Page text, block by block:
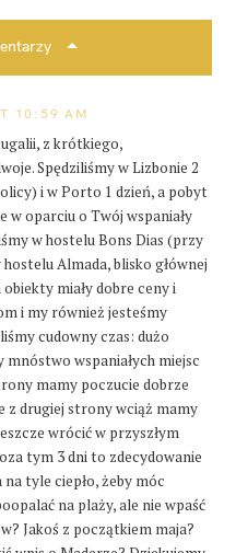
10:59 AM
z krótkiego,
Spędziliśmy w Lizbonie 2
i w Porto 1 dzień, a pobyt
w oparciu o Twój wspaniały
w hostelu Bons Dias (przy
Almada, blisko głównej
miały dobre ceny i
i my również jesteśmy
cudowny czas: dużo
wspaniałych miejsc
mamy poczucie dobrze
z drugiej strony wciąż mamy
wrócić w przyszłym
tym 3 dni to zdecydowanie
na tyle ciepło, żeby móc
na plaży, ale nie wpaść
Jakoś z początkiem maja?